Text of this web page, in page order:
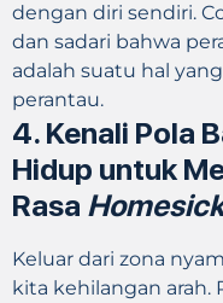
dengan diri sendiri.
dan sadari bahwa
adalah suatu hal
perantau.
4. Kenali Pola
Hidup untuk
Rasa Homesick
Keluar dari zona
kita kehilangan arah.